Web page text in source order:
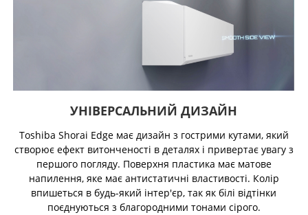
УНІВЕРСАЛЬНИЙ ДИЗАЙН
Toshiba Shorai Edge має дизайн з гострими кутами, який
створює ефект витонченості в деталях і привертає увагу з
першого погляду. Поверхня пластика має матове
напилення, яке має антистатичні властивості. Колір
впишеться в будь-який інтер'єр, так як білі відтінки
поєднуються з благородними тонами сірого.